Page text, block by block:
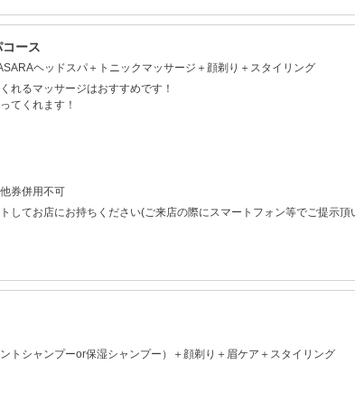
コース
ヘッドスパ＋トニックマッサージ＋顔剃り＋スタイリング
れるマッサージはおすすめです！
てくれます！
券併用不可
してお店にお持ちください(ご来店の際にスマートフォン等でご提示頂
トシャンプーor保湿シャンプー）＋顔剃り＋眉ケア＋スタイリング